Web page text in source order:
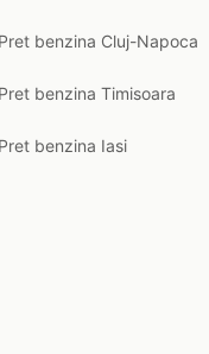
Pret benzina Cluj-Napoca
Pret benzina Timisoara
Pret benzina Iasi